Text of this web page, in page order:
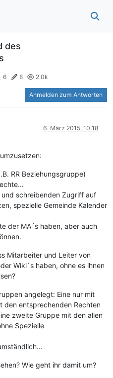
des
6 8 2.0k
Anmelden zum Antworten
6. März 2015, 10:18
RR Beziehungsgruppe)
schreibenden Zugriff auf
spezielle Gemeinde Kalender
der MA´s haben, aber auch
Mitarbeiter und Leiter von
Wiki´s haben, ohne es ihnen
angelegt: Eine nur mit
den entsprechenden Rechten
zweite Gruppe mit den allen
Spezielle
Wie geht ihr damit um?